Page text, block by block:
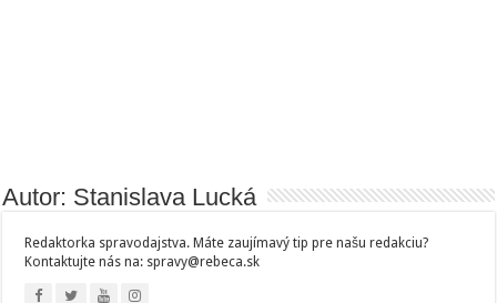
Autor: Stanislava Lucká
Redaktorka spravodajstva. Máte zaujímavý tip pre našu redakciu?
Kontaktujte nás na: spravy@rebeca.sk